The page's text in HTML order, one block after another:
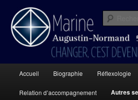
contenu
principalReflexologie Marine
Normand
principal
Accueil Biographie Réflexologie
Relation d’accompagnement Autres